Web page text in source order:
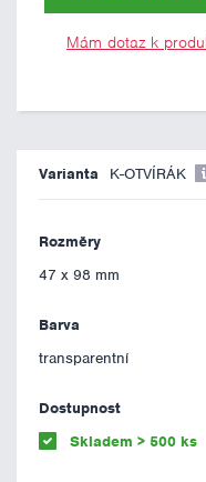
Mám dotaz k
K-OTVÍRÁK
47 x 98 mm
transparentní
Skladem > 500 ks